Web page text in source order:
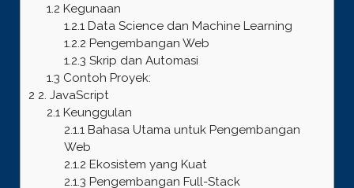
1.2 Kegunaan
1.2.1 Data Science dan Machine Learning
1.2.2 Pengembangan Web
1.2.3 Skrip dan Automasi
1.3 Contoh Proyek:
2 2. JavaScript
2.1Keunggulan
2.1.1 Bahasa Utama untuk Pengembangan
Web
2.1.2 Ekosistem yang Kuat
2.1.3 Pengembangan Full-Stack